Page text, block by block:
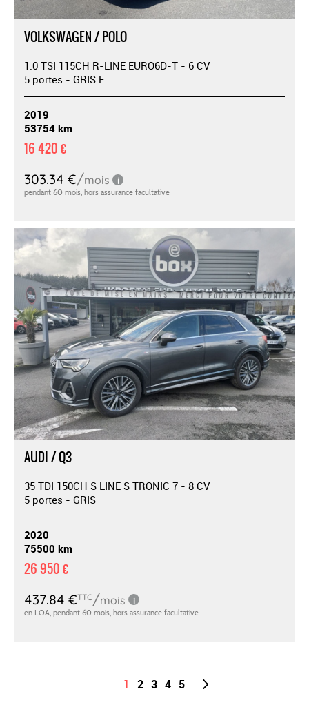
VOLKSWAGEN / POLO
1.0 TSI 115CH R-LINE EURO6D-T - 6 CV
5 portes - GRIS F
2019
53754 km
16 420 €
AUDI / Q3
35 TDI 150CH S LINE S TRONIC 7 - 8 CV
5 portes - GRIS
2020
75500 km
26 950 €
1 2 3 4 5